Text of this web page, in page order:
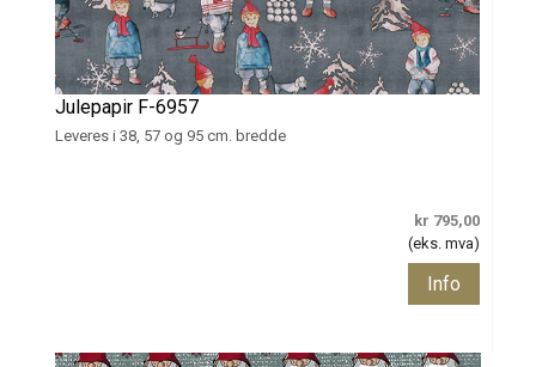
Julepapir F-6957
Leveres i 38, 57 og 95 cm. bredde
kr 795,00
(eks. mva)
Info